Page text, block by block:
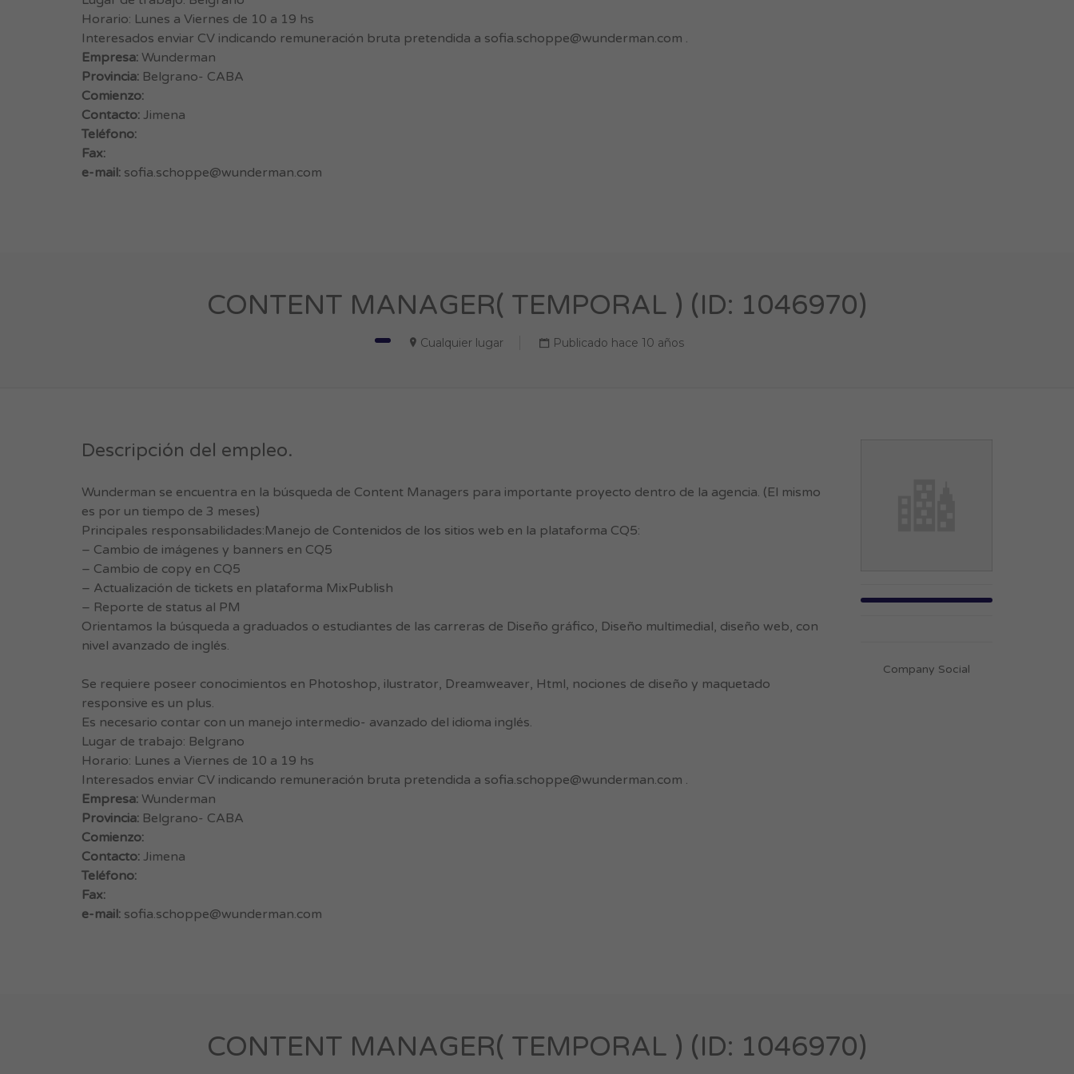
Horario: Lunes a Viernes de 10 a 19 hs
Interesados enviar CV indicando remuneración bruta pretendida a sofia.schoppe@wunderman.com .
Empresa: Wunderman
Provincia: Belgrano- CABA
Comienzo:
Contacto: Jimena
Teléfono:
Fax:
e-mail: sofia.schoppe@wunderman.com
CONTENT MANAGER( TEMPORAL ) (ID: 1046970)
Cualquier lugar Publicado hace 10 años
Descripción del empleo.
Wunderman se encuentra en la búsqueda de Content Managers para importante proyecto dentro de la agencia. (El mismo
es por un tiempo de 3 meses)
Principales responsabilidades:Manejo de Contenidos de los sitios web en la plataforma CQ5:
– Cambio de imágenes y banners en CQ5
– Cambio de copy en CQ5
– Actualización de tickets en plataforma MixPublish
– Reporte de status al PM
Orientamos la búsqueda a graduados o estudiantes de las carreras de Diseño gráfico, Diseño multimedial, diseño web, con
nivel avanzado de inglés.
Se requiere poseer conocimientos en Photoshop, ilustrator, Dreamweaver, Html, nociones de diseño y maquetado
responsive es un plus.
Es necesario contar con un manejo intermedio- avanzado del idioma inglés.
Lugar de trabajo: Belgrano
Horario: Lunes a Viernes de 10 a 19 hs
Interesados enviar CV indicando remuneración bruta pretendida a sofia.schoppe@wunderman.com .
Empresa: Wunderman
Provincia: Belgrano- CABA
Comienzo:
Contacto: Jimena
Teléfono:
Fax:
e-mail: sofia.schoppe@wunderman.com
Company Social
CONTENT MANAGER( TEMPORAL ) (ID: 1046970)